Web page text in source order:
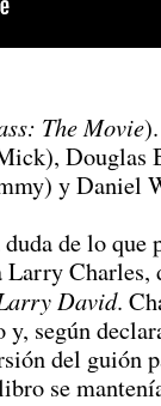
The Movie).
Douglas
y Daniel
de lo que
Larry Charles,
David.
y, según
del guión
se